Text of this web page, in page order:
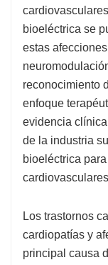
bioeléctrica se
estas
reconocimiento
enfoque
evidencia
de la industria
bioeléctrica
Los trastornos
cardiopatías y
principal causa